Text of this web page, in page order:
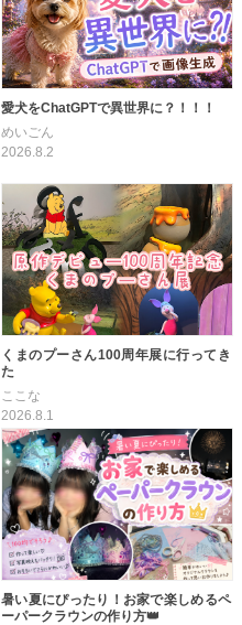
愛犬をChatGPTで異世界に？！！！
めいごん
2026.8.2
くまのプーさん100周年展に行ってき
た
ここな
2026.8.1
暑い夏にぴったり！お家で楽しめるペ
ーパークラウンの作り方👑